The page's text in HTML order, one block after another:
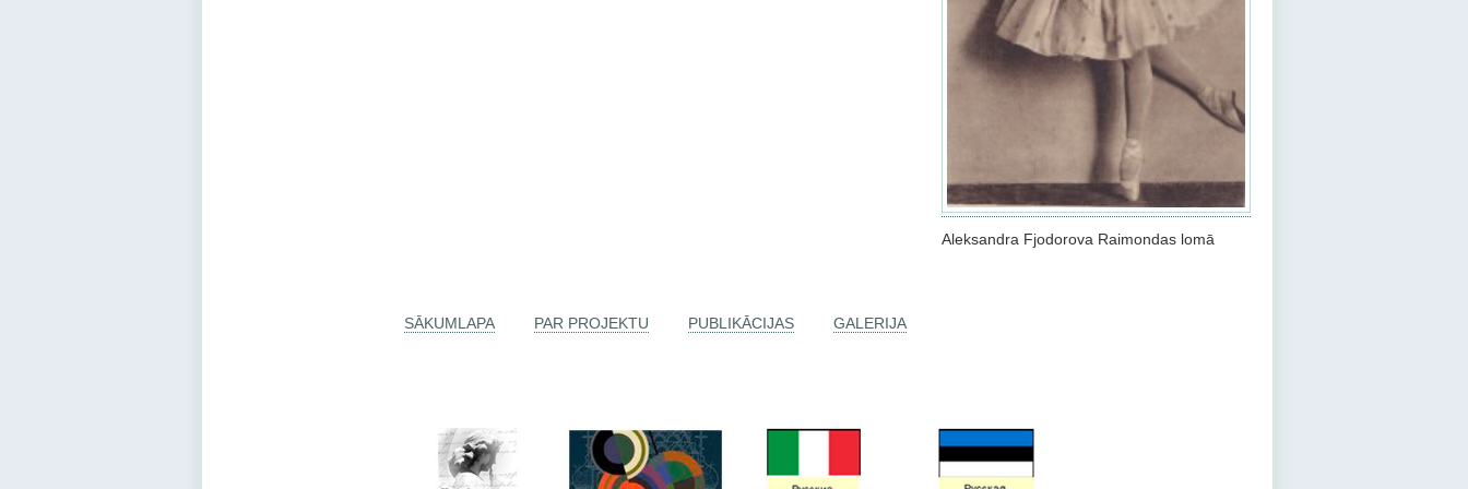
Aleksandra Fjodorova Raimondas lomā
SĀKUMLAPA PAR PROJEKTU PUBLIKĀCIJAS GALERIJA